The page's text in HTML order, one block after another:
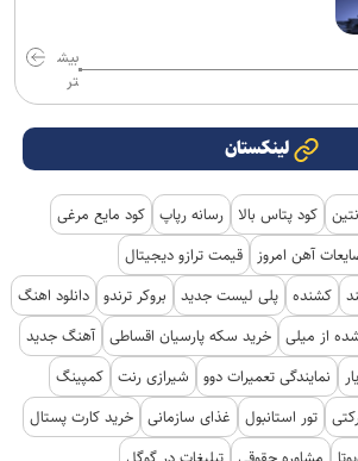
بیش
تر
لینکستان
کود پتاس بالا رسانه رپاپ کود مایع مرغی
آهن امروز
قیمت ترازو دیجیتال
کشنده پلی لیست جدید بروکر ترندو دانلود اهنگ
از میلی خرید سکه پارسیان اقساطی آهنگ جدید
نمایندگی تعمیرات دوو شیرازی رنت کمپینگ
تور استانبول غذای سازمانی خرید کارت پستال